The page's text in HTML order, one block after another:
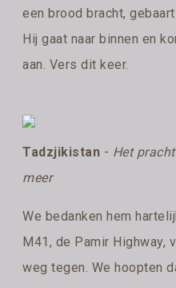
een brood bracht,
Hij gaat naar binnen en
aan. Vers dit keer.
Tadzjikistan - Het
meer
We bedanken hem
M41, de Pamir Highway,
weg tegen. We hoopten